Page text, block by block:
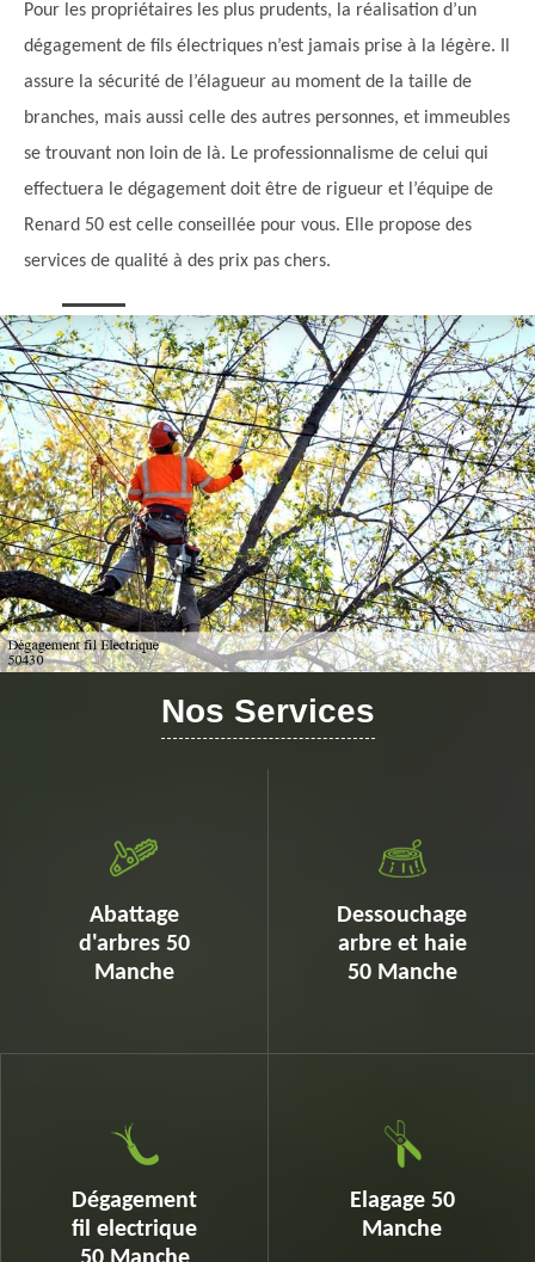
Pour les propriétaires les plus prudents, la réalisation d’un
dégagement de fils électriques n’est jamais prise à la légère. Il
assure la sécurité de l’élagueur au moment de la taille de
branches, mais aussi celle des autres personnes, et immeubles
se trouvant non loin de là. Le professionnalisme de celui qui
effectuera le dégagement doit être de rigueur et l’équipe de
Renard 50 est celle conseillée pour vous. Elle propose des
services de qualité à des prix pas chers.
Nos Services
Abattage
d'arbres 50
Manche
Dessouchage
arbre et haie
50 Manche
Dégagement
fil electrique
Elagage 50
Manche